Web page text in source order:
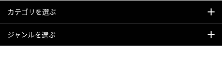
カテゴリを選ぶ
ジャンルを選ぶ